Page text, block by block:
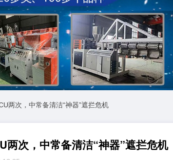
两次，中常备清洁“神器”遮拦危机
次，中常备清洁“神器”遮拦危机